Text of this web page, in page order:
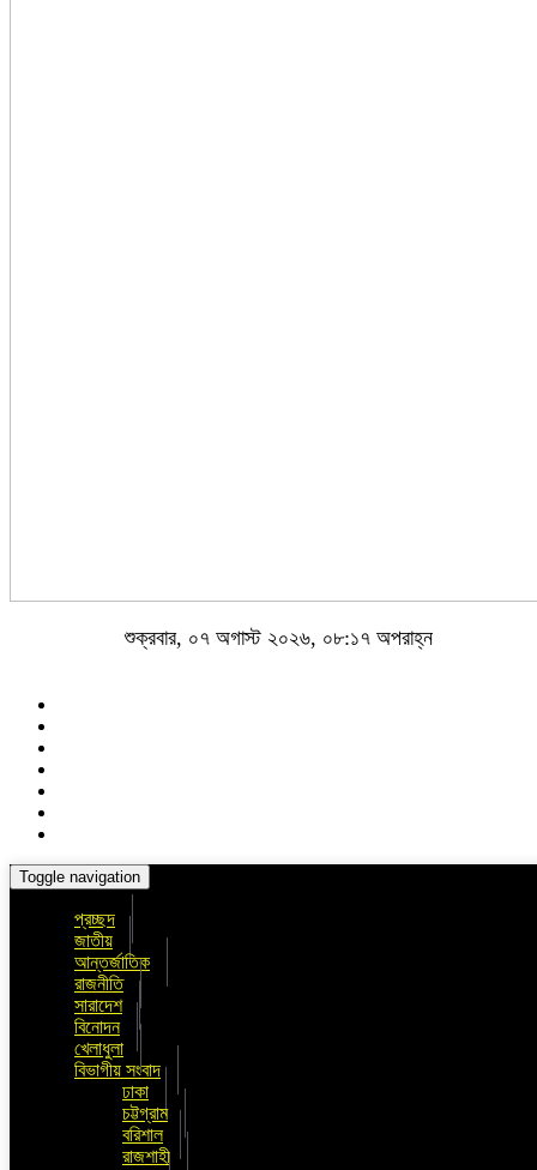
শুক্রবার, ০৭ অগাস্ট ২০২৬, ০৮:১৭ অপরাহ্ন
Toggle navigation
প্রচ্ছদ
জাতীয়
আন্তর্জাতিক
রাজনীতি
সারাদেশ
বিনোদন
খেলাধুলা
বিভাগীয় সংবাদ
ঢাকা
চট্টগ্রাম
বরিশাল
রাজশাহী